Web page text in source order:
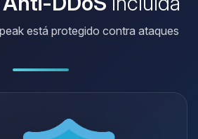
está protegido contra ataques